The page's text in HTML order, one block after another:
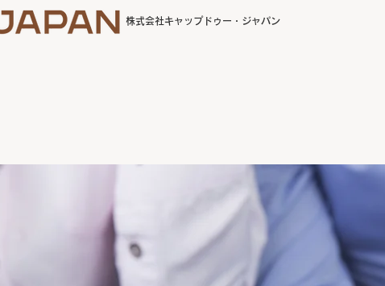
株式会社キャップドゥー・ジャパン